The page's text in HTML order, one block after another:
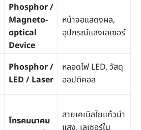
Phosphor /
Magneto-
optical
Device
หน้าจอแสดงผล,
อุปกรณ์แสงเลเซอร์
Phosphor /
LED / Laser
หลอดไฟ LED, วัสดุ
ออปติคอล
โทรคมนาคม
สายเคเบิลใยแก้วนำ
แสง, เลเซอร์ใน